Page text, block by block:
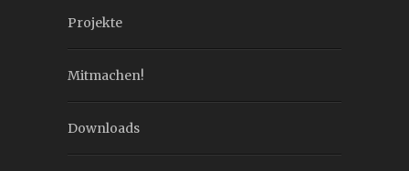
Projekte
Mitmachen!
Downloads